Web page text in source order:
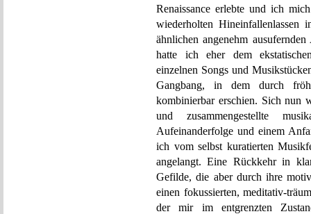
Renaissance erlebte und ich
wiederholten
ähnlichen angenehm
hatte ich eher dem
einzelnen Songs und
Gangbang, in dem durch
kombinierbar erschien. Sich nun
und zusammengestellte
Aufeinanderfolge und einem
ich vom selbst kuratierten
angelangt. Eine Rückkehr in
Gefilde, die aber durch ihre
einen fokussierten, meditativ-
der mir im entgrenzten